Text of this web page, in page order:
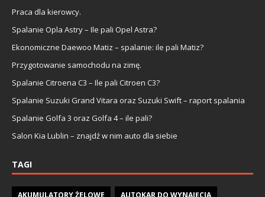
Praca dla kierowcy.
Spalanie Opla Astry – Ile pali Opel Astra?
Ekonomiczne Daewoo Matiz – spalanie: ile pali Matiz?
Przygotowanie samochodu na zimę.
Spalanie Citroena C3 – Ile pali Citroen C3?
Spalanie Suzuki Grand Vitara oraz Suzuki Swift – raport spalania
Spalanie Golfa 3 oraz Golfa 4 – ile pali?
Salon Kia Lublin – znajdź w nim auto dla siebie
TAGI
AKUMULATORY ŻELOWE AUTOKAR DO WYNAJĘCIA